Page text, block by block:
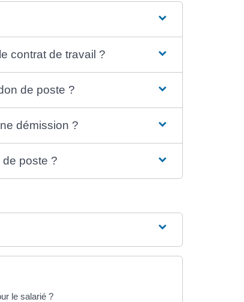
contrat de travail ?
de poste ?
démission ?
poste ?
le salarié ?